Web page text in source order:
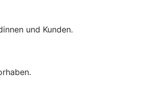
und Kunden.